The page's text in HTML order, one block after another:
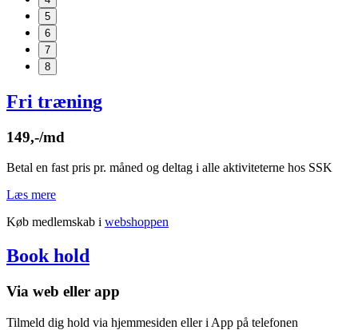
5
6
7
8
Fri træning
149,-/md
Betal en fast pris pr. måned og deltag i alle aktiviteterne hos SSK
Læs mere
Køb medlemskab i webshoppen
Book hold
Via web eller app
Tilmeld dig hold via hjemmesiden eller i App på telefonen